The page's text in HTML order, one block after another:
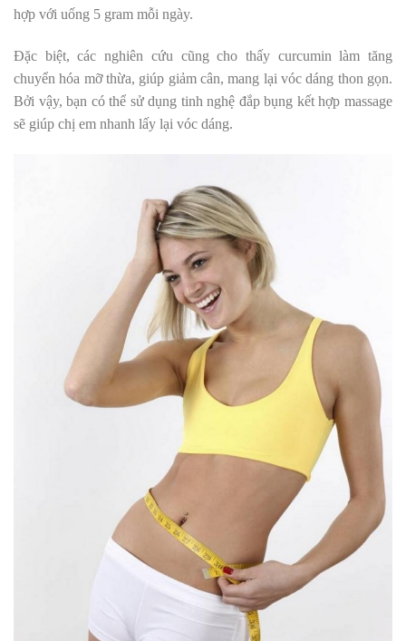
hợp với uống 5 gram mỗi ngày.
Đặc biệt, các nghiên cứu cũng cho thấy curcumin làm tăng
chuyển hóa mỡ thừa, giúp giảm cân, mang lại vóc dáng thon gọn.
Bởi vậy, bạn có thể sử dụng tinh nghệ đắp bụng kết hợp massage
sẽ giúp chị em nhanh lấy lại vóc dáng.